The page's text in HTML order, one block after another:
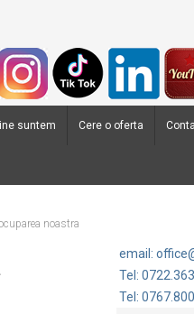
suntem Cere o oferta
noastra
email:
Tel:
Tel: